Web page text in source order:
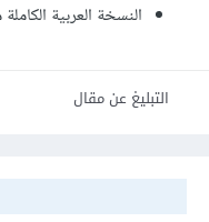
النسخة العربية
التبليغ عن مقال